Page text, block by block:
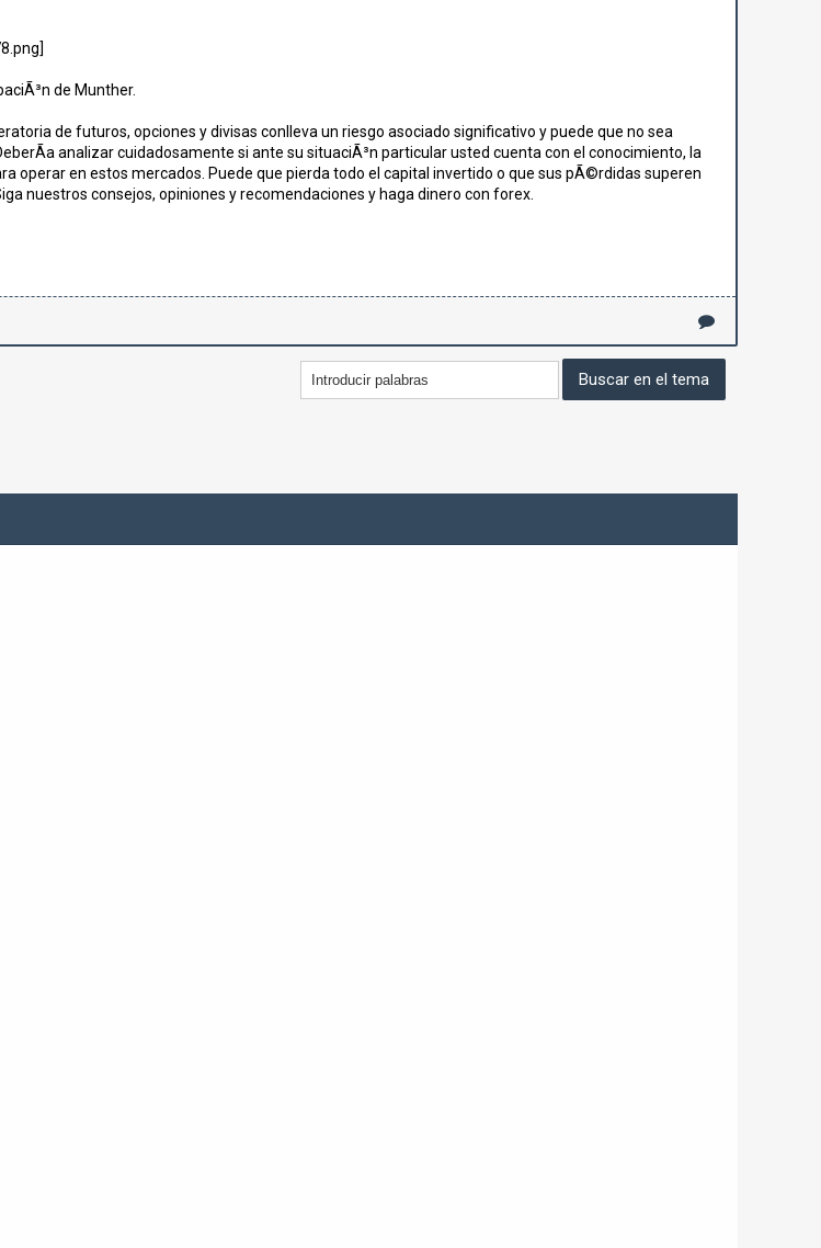
de Munther.
de futuros, opciones y divisas conlleva un riesgo asociado significativo y puede que no sea
analizar cuidadosamente si ante su situaciÃ³n particular usted cuenta con el conocimiento, la
operar en estos mercados. Puede que pierda todo el capital invertido o que sus pÃ©rdidas superen
nuestros consejos, opiniones y recomendaciones y haga dinero con forex.